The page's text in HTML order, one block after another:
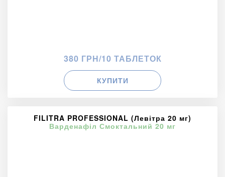
380 ГРН/10 ТАБЛЕТОК
КУПИТИ
FILITRA PROFESSIONAL (Левітра 20 мг)
Варденафіл Смоктальний 20 мг